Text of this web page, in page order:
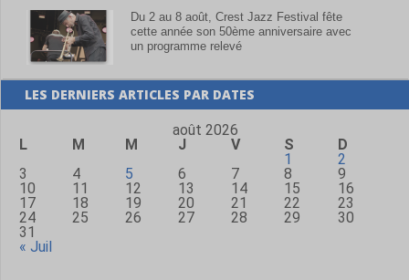
Du 2 au 8 août, Crest Jazz Festival fête
cette année son 50ème anniversaire avec
un programme relevé
LES DERNIERS ARTICLES PAR DATES
août 2026
L
M M J V S
D
1
2
3
4 5 6 7 8
9
10
11 12 13 14 15
16
17
18 19 20 21 22
23
24
25 26 27 28 29
30
31
« Juil